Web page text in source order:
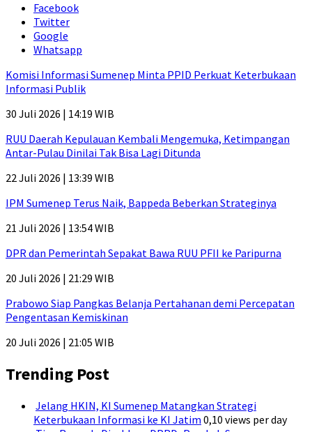
Facebook
Twitter
Google
Whatsapp
Komisi Informasi Sumenep Minta PPID Perkuat Keterbukaan
Informasi Publik
30 Juli 2026 | 14:19 WIB
RUU Daerah Kepulauan Kembali Mengemuka, Ketimpangan
Antar-Pulau Dinilai Tak Bisa Lagi Ditunda
22 Juli 2026 | 13:39 WIB
IPM Sumenep Terus Naik, Bappeda Beberkan Strateginya
21 Juli 2026 | 13:54 WIB
DPR dan Pemerintah Sepakat Bawa RUU PFII ke Paripurna
20 Juli 2026 | 21:29 WIB
Prabowo Siap Pangkas Belanja Pertahanan demi Percepatan
Pengentasan Kemiskinan
20 Juli 2026 | 21:05 WIB
Trending Post
Jelang HKIN, KI Sumenep Matangkan Strategi
Keterbukaan Informasi ke KI Jatim 0,10 views per day